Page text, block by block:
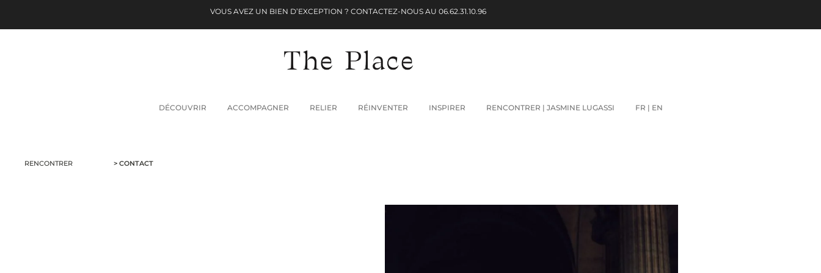
VOUS AVEZ UN BIEN D’EXCEPTION ? CONTACTEZ-NOUS AU 06.62.31.10.96
DÉCOUVRIR ACCOMPAGNER RELIER RÉINVENTER INSPIRER RENCONTRER | JASMINE LUGASSI FR | EN
RENCONTRER > CONTACT